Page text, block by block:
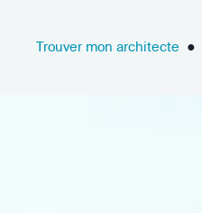
Trouver mon architecte ●